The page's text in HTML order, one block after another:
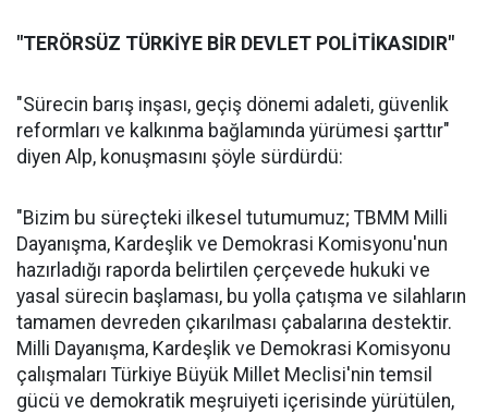
"TERÖRSÜZ TÜRKİYE BİR DEVLET POLİTİKASIDIR"
"Sürecin barış inşası, geçiş dönemi adaleti, güvenlik
reformları ve kalkınma bağlamında yürümesi şarttır"
diyen Alp, konuşmasını şöyle sürdürdü:
"Bizim bu süreçteki ilkesel tutumumuz; TBMM Milli
Dayanışma, Kardeşlik ve Demokrasi Komisyonu'nun
hazırladığı raporda belirtilen çerçevede hukuki ve
yasal sürecin başlaması, bu yolla çatışma ve silahların
tamamen devreden çıkarılması çabalarına destektir.
Milli Dayanışma, Kardeşlik ve Demokrasi Komisyonu
çalışmaları Türkiye Büyük Millet Meclisi'nin temsil
gücü ve demokratik meşruiyeti içerisinde yürütülen,